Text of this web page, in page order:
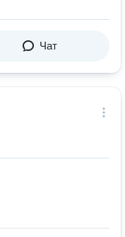
Чат